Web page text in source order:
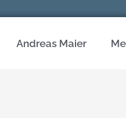
Andreas Maier